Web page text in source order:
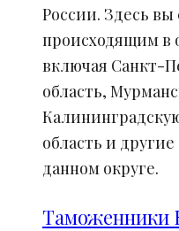
России. Здесь
происходящим в
включая Санкт-
область,
область и
данном округе.
Таможенники